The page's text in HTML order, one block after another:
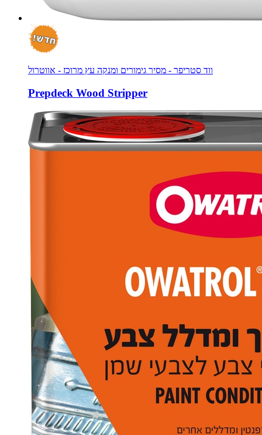
ווד סטריפר - מסיר גימורים ומנקה עץ מרוכז - אווטרול
Prepdeck Wood Stripper